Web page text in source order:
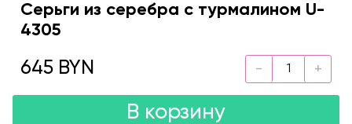
Серьги из серебра с турмалином U-
4305
645 BYN
В корзину